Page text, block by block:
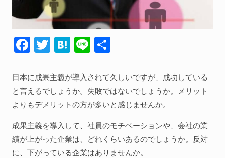
会社の人間関係
退職関連
衣食住
生き方
気づき
社会
F
e
b
o
o
k
T
itt
er
H
e
n
a
Li
e
日本に成果主義が導入されて久しいですが、成功している
と言えるでしょうか。失敗ではないでしょうか。メリット
よりもデメリットの方が多いと感じませんか。
成果主義を導入して、社員のモチベーションや、会社の業
績が上がった企業は、どれくらいあるのでしょうか。反対
に、下がっている企業はありませんか。